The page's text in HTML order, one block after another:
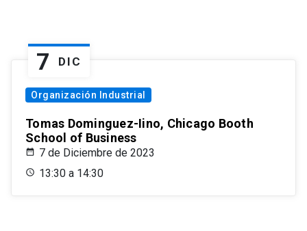
7 DIC
Organización Industrial
Tomas Dominguez-Iino, Chicago Booth
School of Business
7 de Diciembre de 2023
13:30 a 14:30